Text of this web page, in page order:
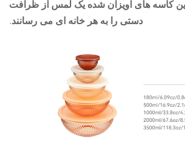
های آویزان شده یک لمس از ظرافت
دستی را به هر خانه ای می رسانند.